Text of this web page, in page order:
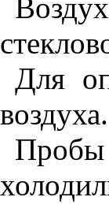
стекл
Для
воздуха.